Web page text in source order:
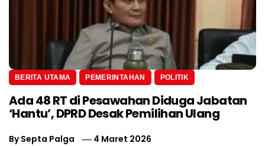
BERITA UTAMA PEMERINTAHAN POLITIK
Ada 48 RT di Pesawahan Diduga Jabatan
‘Hantu’, DPRD Desak Pemilihan Ulang
BySepta Palga 4 Maret 2026